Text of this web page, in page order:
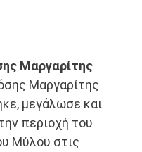
Μαργαρίτης
Μαργαρίτης
μεγάλωσε και
περιοχή του
Μύλου στις